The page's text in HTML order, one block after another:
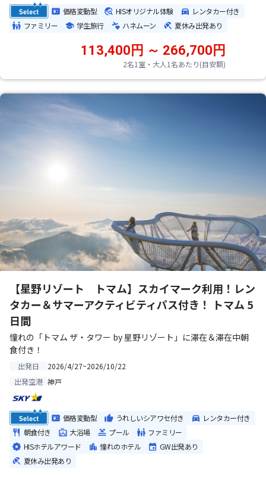
価格変動型 HISオリジナル体験
レンタカー付き
ファミリー
学生旅行 ハネムーン 夏休み出発あり
2名1室・大人1名あたり(目安額)
113,400円 ～ 266,700円
【星野リゾート トマム】スカイマーク利用！レン
タカー＆サマーアクティビティパス付き！ トマム 5
日間
憧れの「トマム ザ・タワー by 星野リゾート」に滞在＆滞在中朝
食付き！
出発日
2026/4/27~2026/10/22
出発空港 神戸
価格変動型 うれしいシアワセ付き
レンタカー付き
朝食付き
大浴場 プール
ファミリー
HISホテルアワード
憧れのホテル
GW出発あり
夏休み出発あり